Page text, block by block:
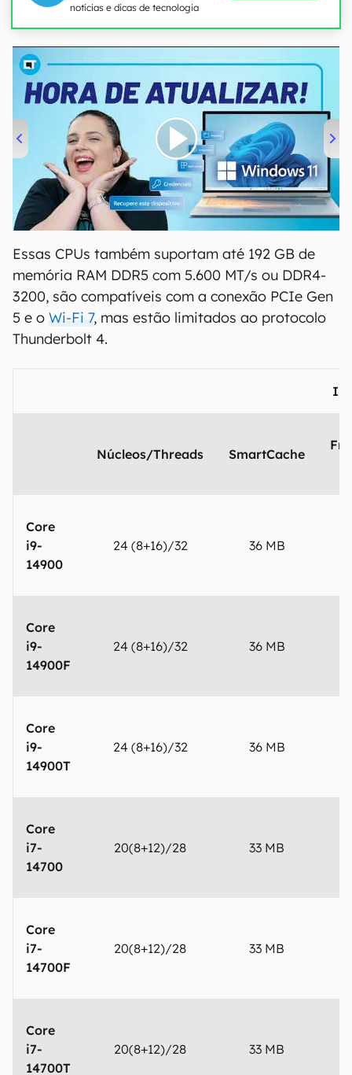
notícias e dicas de tecnologia
00:00 04:52
Essas CPUs também suportam até 192 GB de
memória RAM DDR5 com 5.600 MT/s ou DDR4-
3200, são compatíveis com a conexão PCIe Gen
5 e o Wi-Fi 7, mas estão limitados ao protocolo
Thunderbolt 4.
Núcleos/Threads SmartCache
Core
i9-
14900
24 (8+16)/32 36 MB
Core
i9-
14900F
24 (8+16)/32 36 MB
Core
i9-
14900T
24 (8+16)/32 36 MB
Core
i7-
14700
20(8+12)/28 33 MB
Core
i7-
14700F
20(8+12)/28 33 MB
Core
i7-
14700T
20(8+12)/28 33 MB